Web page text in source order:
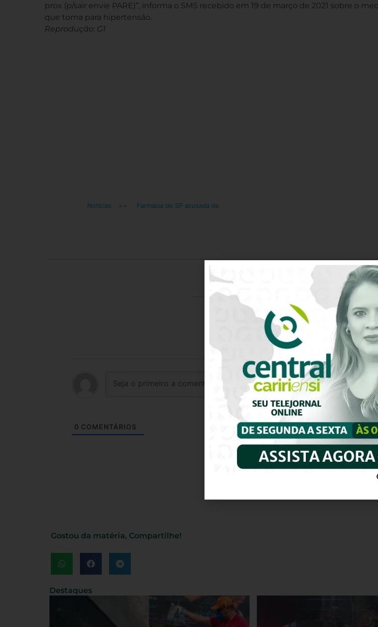
prox (p/sair envie PARE)”, informa o SMS recebido em 19 de março de 2021 sobre o
que toma para hipertensão.
Reprodução: G1
Notícias >> Farmácia de SP acusada de
Avaliação do artigo
0 COMENTÁRIOS
Gostou da matéria, Compartilhe!
Destaques